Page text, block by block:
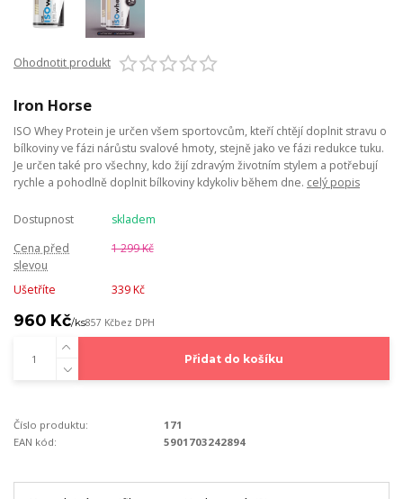
Ohodnotit produkt
Iron Horse
ISO Whey Protein je určen všem sportovcům, kteří chtějí doplnit stravu o
bílkoviny ve fázi nárůstu svalové hmoty, stejně jako ve fázi redukce tuku.
Je určen také pro všechny, kdo žijí zdravým životním stylem a potřebují
rychle a pohodlně doplnit bílkoviny kdykoliv během dne. celý popis
Dostupnost
skladem
Cena před
slevou
1 299 Kč
Ušetříte 339 Kč
960 Kč/ks857 Kčbez DPH
Přidat do košíku
Číslo produktu:
171
EAN kód:
5901703242894